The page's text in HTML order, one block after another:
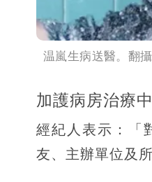
温嵐生病送醫。翻
加護病房治療
經紀人表示：「
友、主辦單位及